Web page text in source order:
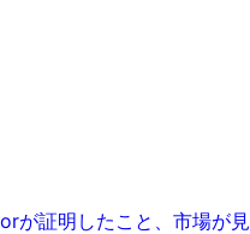
が証明したこと、市場が見